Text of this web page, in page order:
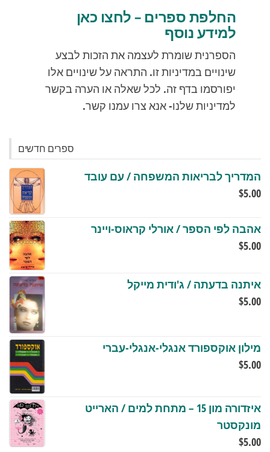
החלפת ספרים – לחצו כאן
למידע נוסף
הספרנית שומרת לעצמה את הזכות לבצע
שינויים במדיניות זו. התראה על שינויים אלו
יפורסמו בדף זה. לכל שאלה או הערה בקשר
למדיניות שלנו- אנא צרו עמנו קשר.
ספרים חדשים
המדריך לבריאות המשפחה / עם עובד
$5.00
אהבה לפי הספר / אורלי קראוס-ויינר
$5.00
איתנה בדעתה / ג'ודית מייקל
$5.00
מילון אוקספורד אנגלי-אנגלי-עברי
$5.00
איזדורה מון 15 – מתחת למים / הארייט
מונקסטר
$5.00